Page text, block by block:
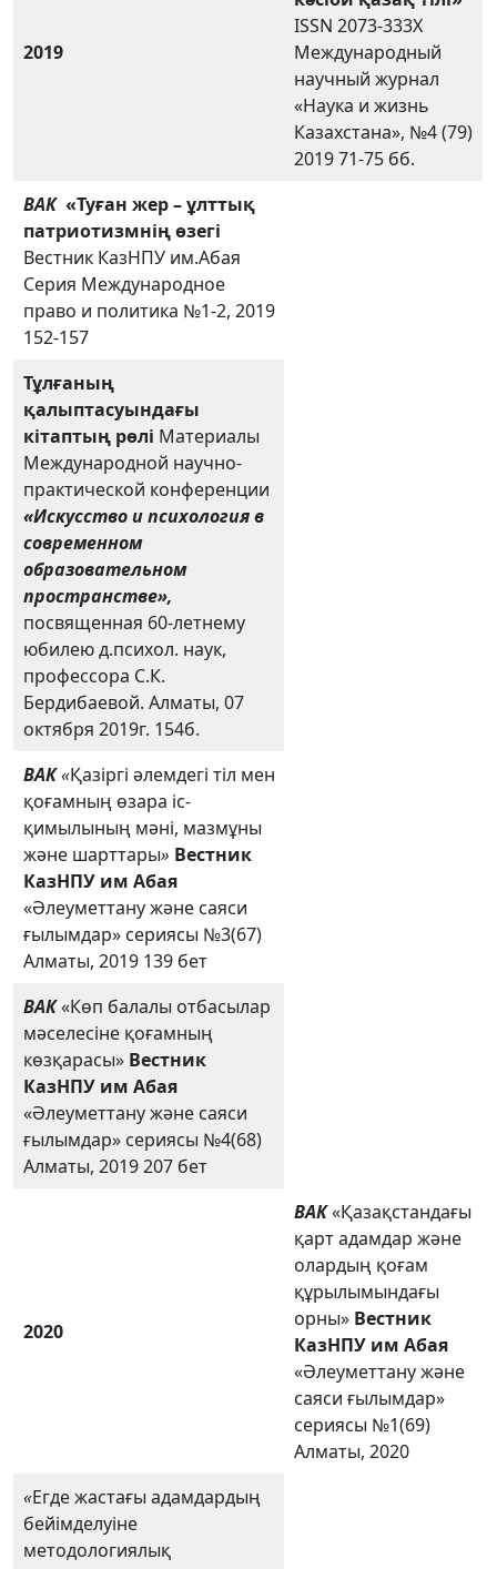
2019
ISSN 2073-333X
Международный
научный журнал
«Наука и жизнь
Казахстана», №4 (79)
2019 71-75 бб.
ВАК «Туған жер – ұлттық
патриотизмнің өзегі
Вестник КазНПУ им.Абая
Серия Международное
право и политика №1-2, 2019
152-157
Тұлғаның
қалыптасуындағы
кітаптың рөлі Материалы
Международной научно-
практической конференции
«Искусство и психология в
современном
образовательном
пространстве»,
посвященная 60-летнему
юбилею д.психол. наук,
профессора С.К.
Бердибаевой. Алматы, 07
октября 2019г. 154б.
ВАК«Қазіргі әлемдегі тіл мен
қоғамның өзара іс-
қимылының мәні, мазмұны
және шарттары» Вестник
КазНПУ им Абая
«Әлеуметтану және саяси
ғылымдар» сериясы №3(67)
Алматы, 2019 139 бет
ВАК«Көп балалы отбасылар
мәселесіне қоғамның
көзқарасы» Вестник
КазНПУ им Абая
«Әлеуметтану және саяси
ғылымдар» сериясы №4(68)
Алматы, 2019 207 бет
2020
ВАК«Қазақстандағы
қарт адамдар және
олардың қоғам
құрылымындағы
орны» Вестник
КазНПУ им Абая
«Әлеуметтану және
саяси ғылымдар»
сериясы №1(69)
Алматы, 2020
«Егде жастағы адамдардың
бейімделуіне
методологиялық